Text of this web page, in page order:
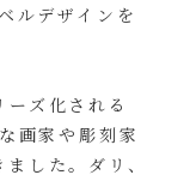
ルデザインを
ズ化される
画家や彫刻家
した。ダリ、